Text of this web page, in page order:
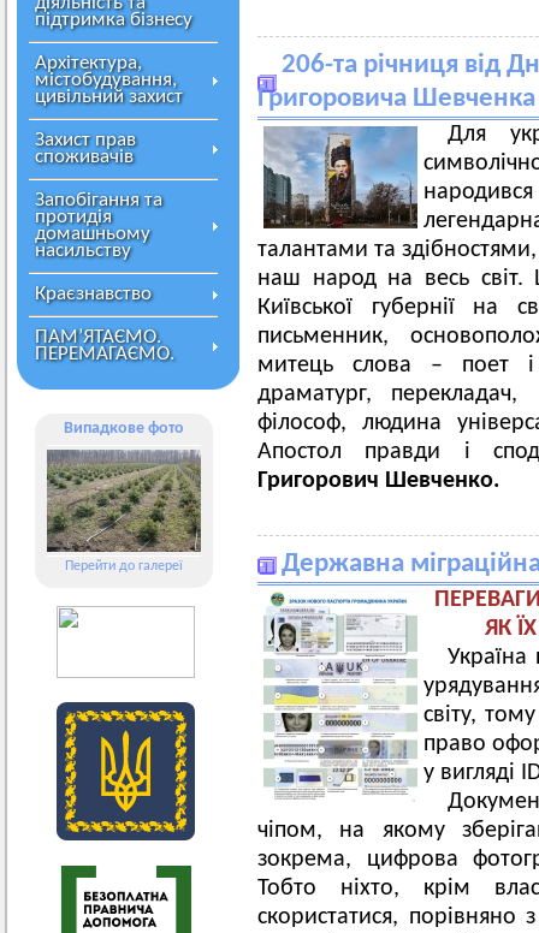
підтримка бізнесу
Архітектура,
містобудування,
цивільний захист
Захист прав
споживачів
Запобігання та
протидія
домашньому
насильству
Краєзнавство
ПАМ’ЯТАЄМО.
ПЕРЕМАГАЄМО.
Випадкове фото
Перейти до галереї
206-та річниця від
Григоровича Шевченка
Для
талантами та
наш народ на весь
Київської губернії на
письменник,
митець слова – поет і
драматург,
філософ, людина
Апостол правди і
Григорович Шевченко.
Державна
ЯК
Україна
світу,
право
у вигляді
чіпом, на якому
зокрема, цифрова
Тобто ніхто, крім
скористатися,